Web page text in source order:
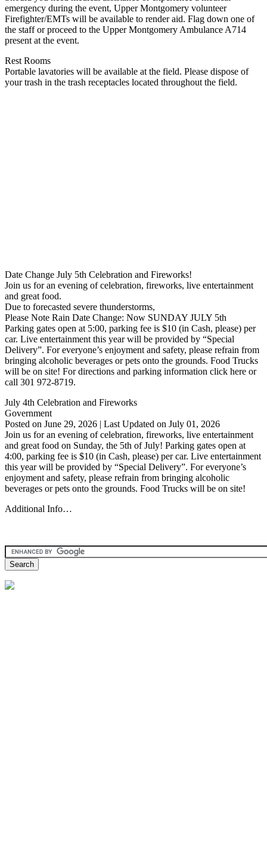
emergency during the event, Upper Montgomery volunteer
Firefighter/EMTs will be available to render aid. Flag down one of
the staff or proceed to the Upper Montgomery Ambulance A714
present at the event.
Rest Rooms
Portable lavatories will be available at the field. Please dispose of
your trash in the trash receptacles located throughout the field.
Date Change July 5th Celebration and Fireworks!
Join us for an evening of celebration, fireworks, live entertainment
and great food.
Due to forecasted severe thunderstorms,
Please Note Rain Date Change: Now SUNDAY JULY 5th
Parking gates open at 5:00, parking fee is $10 (in Cash, please) per
car. Live entertainment this year will be provided by “Special
Delivery”. For everyone’s enjoyment and safety, please refrain from
bringing alcoholic beverages or pets onto the grounds. Food Trucks
will be on site! For directions and parking information click here or
call 301 972-8719.
July 4th Celebration and Fireworks
Government
Posted on June 29, 2026 | Last Updated on July 01, 2026
Join us for an evening of celebration, fireworks, live entertainment
and great food on Sunday, the 5th of July! Parking gates open at
4:00, parking fee is $10 (in Cash, please) per car. Live entertainment
this year will be provided by “Special Delivery”. For everyone’s
enjoyment and safety, please refrain from bringing alcoholic
beverages or pets onto the grounds. Food Trucks will be on site!
Additional Info…